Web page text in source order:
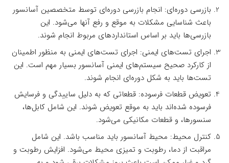
بازرسی دوره‌ای: انجام بازرسی دوره‌ای توسط متخصصین آسانسور
باعث شناسایی مشکلات به موقع و رفع آنها می‌شود. این
بازرسی‌ها باید بر اساس استانداردهای مربوط انجام شوند.
اجرای تست‌های ایمنی: اجرای تست‌های ایمنی به منظور اطمینان
از کارکرد صحیح سیستم‌های ایمنی آسانسور بسیار مهم است. این
تست‌ها باید به شکل دوره‌ای انجام شوند.
تعویض قطعات فرسوده: قطعاتی که به دلیل ساییدگی و فرسایش
فرسوده شده‌اند باید به موقع تعویض شوند. این شامل کابل‌ها،
سنسورها، و قطعات مکانیکی می‌شود.
کنترل محیط: محیط آسانسور باید مناسب باشد. این شامل
مراقبت از دما، رطوبت و تمیزی محیط می‌شود. افزایش رطوبت و